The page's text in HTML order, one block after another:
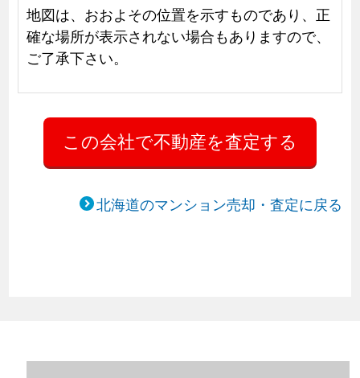
地図は、おおよその位置を示すものであり、正
確な場所が表示されない場合もありますので、
ご了承下さい。
北海道のマンション売却・査定に戻る